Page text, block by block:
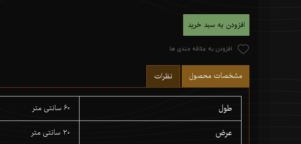
افزودن به سبد خرید
افزودن به علاقه مندی ها
مشخصات محصول نظرات
طول 60 سانتی متر
عرض 20 سانتی متر